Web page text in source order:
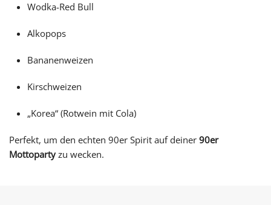
Wodka-Red Bull
Alkopops
Bananenweizen
Kirschweizen
„Korea“ (Rotwein mit Cola)
Perfekt, um den echten 90er Spirit auf deiner 90er
Mottoparty zu wecken.